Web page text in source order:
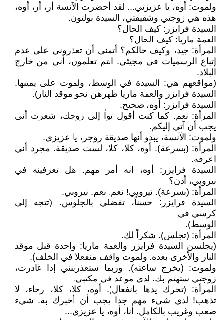
ولموت: أوه، يا عزيزتي... لقد أحضرت الآنسة أر، أر، أوه،
هذه هي زوجتي وشقيقتي، السيدة بولتون.
السيدة فرايزر: كيف الحال؟
العمة ماريا: كيف الحال؟
المرأة: جيد، وكيف حالكم؟ أتمنى أن تعذروني على عدم
إتباع الرسميات في مجيئي. انتم تعلمون، أني من خارج
البلاد.
(مواقعهم هي: السيدة في الوسط، ولموت على يمينها.
السيدة فرايزر والعمة ماريا ظهرهن نحو موقد النار).
السيدة فرايزر: أوه، صحيح.
المرأة: نعم. كما كنت أقول تواً إلى زوجك، شعرت أني
يجب أن آتي إليكم.
ولموت: الآنسة، يبدو أنها صديقة روجر، يا عزيزي.
المرأة: (بسرعة). أوه، كلا، كلا، لست صديقة. مجرد أني
اعرفه.
السيدة فرايزر: أوه، انه أمر مهم. هل تعرفينه في
نيروبي، أذن؟
المرأة: (بسرعة). نيروبي! نعم. نعم. نيروبي.
السيدة فرايزر: حسناً، تفضلي بالجلوس. (تتجه إلى
كرسي في
الوسط).
المرأة: (تجلس). شكراً لك.
(يجلسن السيدة فرايزر والعمة ماريا: واحدة قبل موقد
النار والأخرى بعده. ولموت واقف منفعلا في الخلف).
ولموت: (يخرج ساعته). وربما ستعذرينني إذا غادرت،
زوجتي ستهتم بك. لدي موعد في مكتبي.
المرأة: (تحرك يدها بانفعال). أوه، كلا، كلا، رجاء، لا
تذهب! لدي شيء مهم جدا يجب أن أخبرك به. شيء
صعب وغريب بالكامل. أنا، أوه، يا عزيزي...